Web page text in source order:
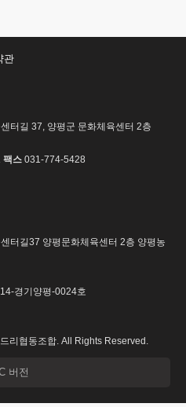
관
터길 37, 양평군 문화체육센터 2층
팩스 031-774-5428
터길37 양평문화체육센터 2층 양평농
경기양평-0024호
리협동조합. All Rights Reserved.
버전